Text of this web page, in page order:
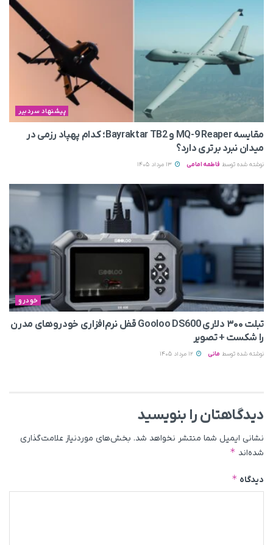
پیشنهاد سردبیر
مقایسه MQ-9 Reaper و Bayraktar TB2؛ کدام پهپاد رزمی در
میدان نبرد برتری دارد؟
نوشته شده توسط فاطمه امامی
خودرو
تبلت ۳۰۰ دلاری Gooloo DS600 قفل نرم‌افزاری خودروهای مدرن
را شکست + تصویر
نوشته شده توسط مانی
دیدگاهتان را بنویسید
نشانی ایمیل شما منتشر نخواهد شد. بخش‌های موردنیاز علامت‌گذاری
شده‌اند *
دیدگاه *